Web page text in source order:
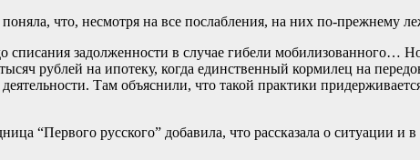
что, несмотря на все послабления, на них по-прежнему
задолженности в случае гибели мобилизованного…
рублей на ипотеку, когда единственный кормилец на
Там объяснили, что такой практики
“Первого русского” добавила, что рассказала о ситуации и